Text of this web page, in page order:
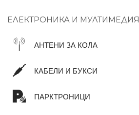
ЕЛЕКТРОНИКА И МУЛТИМЕДИЯ
АНТЕНИ ЗА КОЛА
КАБЕЛИ И БУКСИ
ПАРКТРОНИЦИ